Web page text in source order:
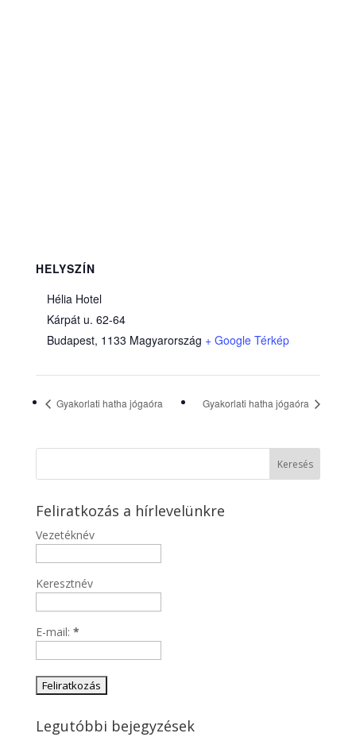
HELYSZÍN
Hélia Hotel
Kárpát u. 62-64
Budapest, 1133 Magyarország + Google Térkép
Gyakorlati hatha jógaóra Gyakorlati hatha jógaóra
Feliratkozás a hírlevelünkre
Vezetéknév
Keresztnév
E-mail: *
Legutóbbi bejegyzések